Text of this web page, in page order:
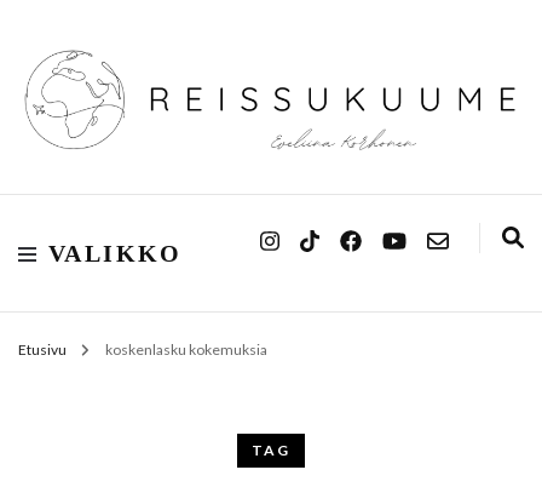
Reissukuume
VALIKKO
Etusivu koskenlasku kokemuksia
TAG